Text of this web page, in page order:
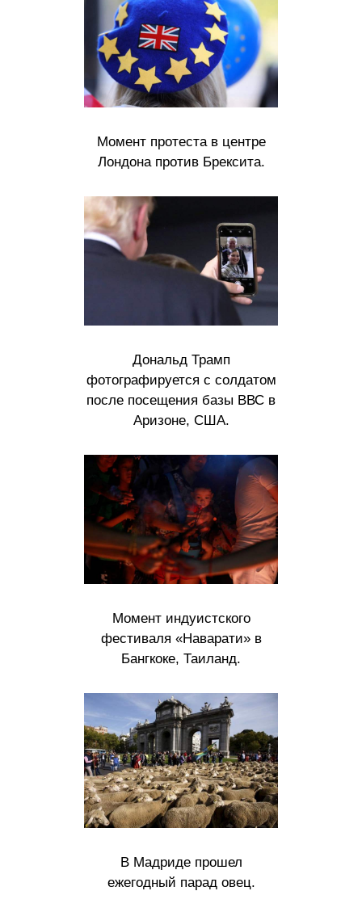
Момент протеста в центре
Лондона против Брексита.
Дональд Трамп
фотографируется с солдатом
после посещения базы ВВС в
Аризоне, США.
Момент индуистского
фестиваля «Наварати» в
Бангкоке, Таиланд.
В Мадриде прошел
ежегодный парад овец.